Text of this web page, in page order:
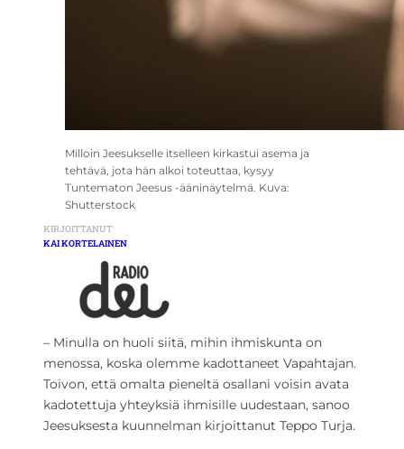
Milloin Jeesukselle itselleen kirkastui asema ja
tehtävä, jota hän alkoi toteuttaa, kysyy
Tuntematon Jeesus -ääninäytelmä. Kuva:
Shutterstock
KIRJOITTANUT
KAI KORTELAINEN
– Minulla on huoli siitä, mihin ihmiskunta on
menossa, koska olemme kadottaneet Vapahtajan.
Toivon, että omalta pieneltä osallani voisin avata
kadotettuja yhteyksiä ihmisille uudestaan, sanoo
Jeesuksesta kuunnelman kirjoittanut Teppo Turja.